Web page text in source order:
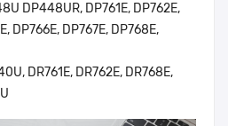
DP448UR, DP761E, DP762E,
DP766E, DP767E, DP768E,
DR761E, DR762E, DR768E,